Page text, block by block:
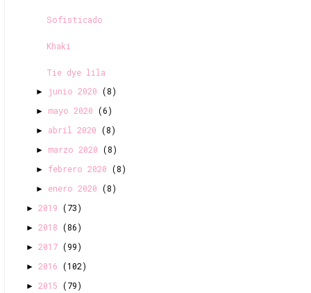
Sofisticado
Khaki
Tie dye lila
► junio 2020 (8)
► mayo 2020 (6)
► abril 2020 (8)
► marzo 2020 (8)
► febrero 2020 (8)
► enero 2020 (8)
► 2019 (73)
► 2018 (86)
► 2017 (99)
► 2016 (102)
► 2015 (79)